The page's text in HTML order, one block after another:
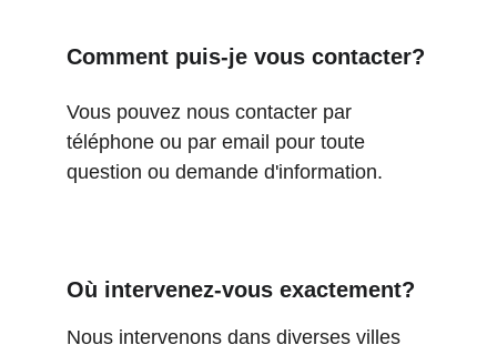
Comment puis-je vous contacter?
Vous pouvez nous contacter par
téléphone ou par email pour toute
question ou demande d'information.
Où intervenez-vous exactement?
Nous intervenons dans diverses villes